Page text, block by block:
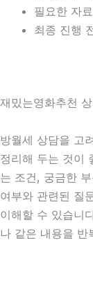
필요한 자
최종 진행
재밌는영화추천
방월세 상담을 고
정리해 두는 것이
는 조건, 궁금한
여부와 관련된 질
이해할 수 있습니
나 같은 내용을 반